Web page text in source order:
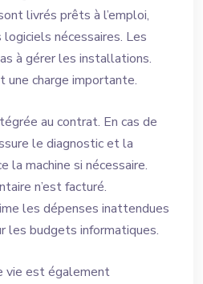
livrés prêts à l’emploi,
nécessaires. Les
à gérer les installations.
charge importante.
au contrat. En cas de
le diagnostic et la
la machine si nécessaire.
n’est facturé.
les dépenses inattendues
les budgets informatiques.
vie est également